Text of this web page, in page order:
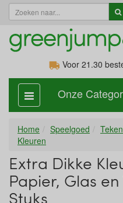
Voor 21.30
categorie
aan,
Onze
Home Speelgoed
Kleuren
Extra Dikke
Papier, Glas
Stuks